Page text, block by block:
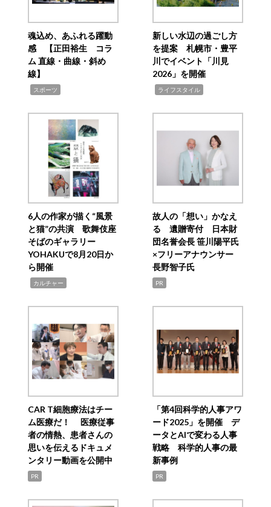
魂込め、あふれる躍動
感 【正田裕生 コラ
ム 直線・曲線・斜め
線】
スポーツ
新しい水辺の過ごし方
を提案 札幌市・豊平
川でイベント「川見
2026」を開催
ライフスタイル
6人の作家が描く“風景
と猫”の共演 歌舞伎座
そばのギャラリー
YOHAKUで8月20日か
ら開催
カルチャー
故人の「想い」かなえ
る 遺贈寄付 日本財
団名誉会長 笹川陽平氏
×フリーアナウンサー
長野智子氏
PR
CAR T細胞療法はチー
ム医療だ！ 医療従事
者の情熱、患者さんの
思いを伝えるドキュメ
ンタリー動画を公開中
PR
「第4回科学的人事アワ
ード2025」を開催 デ
ータとAIで変わる人事
戦略 科学的人事の最
新事例
PR